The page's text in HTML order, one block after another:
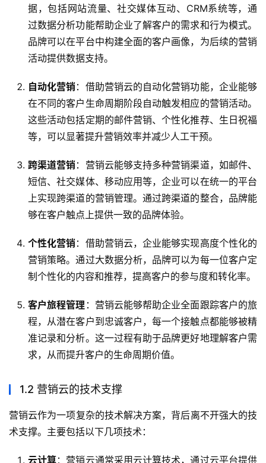
据，包括网站流量、社交媒体互动、CRM系统等，通
过数据分析功能帮助企业了解客户的需求和行为模式。
品牌可以在平台中构建全面的客户画像，为后续的营销
活动提供数据支持。
自动化营销：借助营销云的自动化营销功能，企业能够
在不同的客户生命周期阶段自动触发相应的营销活动。
这些活动包括定期的邮件营销、个性化推荐、生日祝福
等，可以显著提升营销效率并减少人工干预。
跨渠道营销：营销云能够支持多种营销渠道，如邮件、
短信、社交媒体、移动应用等，企业可以在统一的平台
上实现跨渠道的营销管理。通过跨渠道的整合，品牌能
够在客户触点上提供一致的品牌体验。
个性化营销：借助营销云，企业能够实现高度个性化的
营销策略。通过大数据分析，品牌可以为每一位客户定
制个性化的内容和推荐，提高客户的参与度和转化率。
客户旅程管理 ：营销云能够帮助企业全面跟踪客户的旅
程，从潜在客户到忠诚客户，每一个接触点都能够被精
准记录和分析。这一过程有助于品牌更好地理解客户需
求，从而提升客户的生命周期价值。
1.2 营销云的技术支撑
营销云作为一项复杂的技术解决方案，背后离不开强大的技
术支撑。主要包括以下几项技术：
云计算：营销云通常采用云计算技术，通过云平台提供